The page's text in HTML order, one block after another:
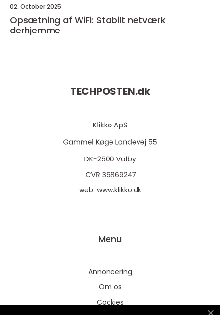
02. October 2025
Opsætning af WiFi: Stabilt netværk
derhjemme
TECHPOSTEN.dk
web: www.klikko.dk
Menu
Annoncering
Om os
Cookies